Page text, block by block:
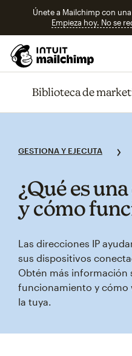
Únete a Mailchimp con
Empieza hoy. No se
Biblioteca de
GESTIONA Y EJECUTA
¿Qué es
y cómo
Las direcciones IP
sus dispositivos
Obtén más información
funcionamiento y cómo
la tuya.